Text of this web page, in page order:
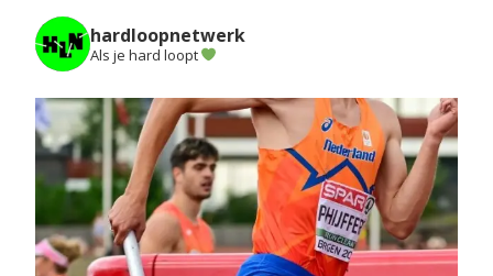
hardloopnetwerk
Als je hard loopt